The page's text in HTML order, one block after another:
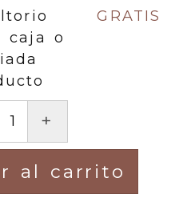
caja o
GRATIS
+
al carrito